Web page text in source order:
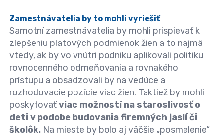
Zamestnávatelia by to mohli vyriešiť
Samotnízamestnávatelia by mohli prispievať k
zlepšeniu platových podmienok žien a to najmä
vtedy, ak by vo vnútri podniku aplikovali politiku
rovnocenného odmeňovania a rovnakého
prístupu a obsadzovali by na vedúce a
rozhodovacie pozície viac žien. Taktiež by mohli
poskytovaťviac možností na staroslivosť o
deti v podobe budovania firemných jaslí či
školôk. Na mieste by bolo aj väčšie „posmelenie“